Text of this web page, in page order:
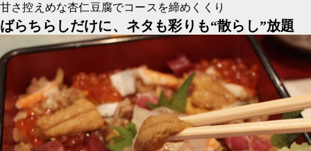
甘さ控えめな杏仁豆腐でコースを締めくくり
ばらちらしだけに、ネタも彩りも“散らし”放題